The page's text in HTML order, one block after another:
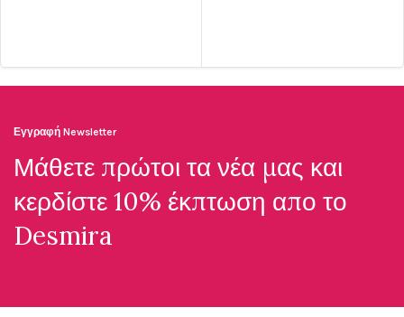
Εγγραφή Newsletter
Μάθετε πρώτοι τα νέα μας και
κερδίστε 10% έκπτωση απο το
Desmira